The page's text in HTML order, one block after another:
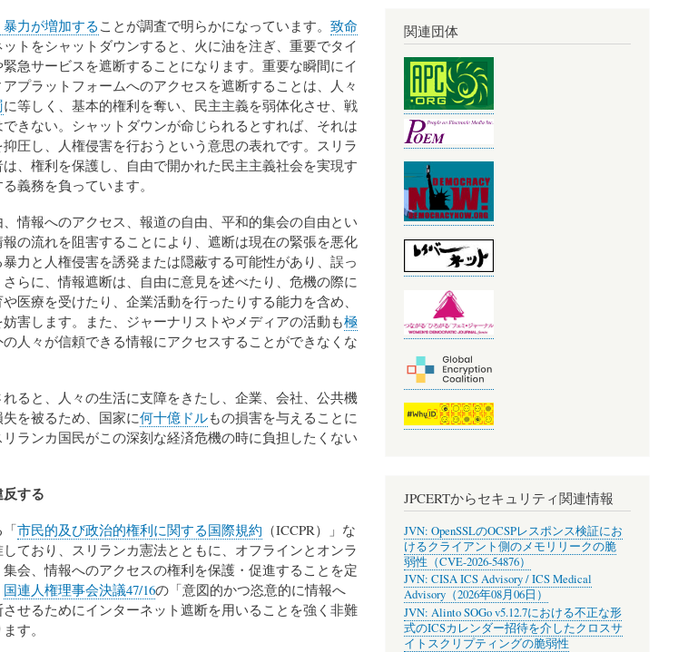
力が増加する ことが調査で明らかになっています。 致命
トをシャットダウンすると、火に油を注ぎ、重要でタイ
急サービスを遮断することになります。重要な瞬間にイ
プラットフォームへのアクセスを遮断することは、人々
に等しく、基本的権利を奪い、民主主義を弱体化させ、戦
きない。シャットダウンが命じられるとすれば、それは
圧し、人権侵害を行おうという意思の表れです。スリラ
、権利を保護し、自由で開かれた民主主義社会を実現す
義務を負っています。
情報へのアクセス、報道の自由、平和的集会の自由とい
の流れを阻害することにより、遮断は現在の緊張を悪化
力と人権侵害を誘発または隠蔽する可能性があり、誤っ
らに、情報遮断は、自由に意見を述べたり、危機の際に
医療を受けたり、企業活動を行ったりする能力を含め、
害します。また、ジャーナリストやメディアの活動も極
人々が信頼できる情報にアクセスすることができなくな
ると、人々の生活に支障をきたし、企業、会社、公共機
を被るため、国家に何十億ドルもの損害を与えることに
ランカ国民がこの深刻な経済危機の時に負担したくない
する
市民的及び政治的権利に関する国際規約 （ICCPR）」な
ており、スリランカ憲法とともに、オフラインとオンラ
会、情報へのアクセスの権利を保護・促進することを定
国連人権理事会決議47/16の「意図的かつ恣意的に情報へ
せるためにインターネット遮断を用いることを強く非難
す。
関連団体
JPCERTからセキュリティ関連情報
JVN: OpenSSLのOCSPレスポンス検証にお
けるクライアント側のメモリリークの脆
弱性（CVE-2026-54876）
JVN: CISA ICS Advisory / ICS Medical
Advisory（2026年08月06日）
JVN: Alinto SOGo v5.12.7における不正な形
式のICSカレンダー招待を介したクロスサ
イトスクリプティングの脆弱性